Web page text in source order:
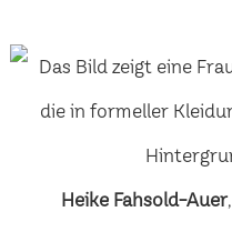
Heike Fahsold-Auer